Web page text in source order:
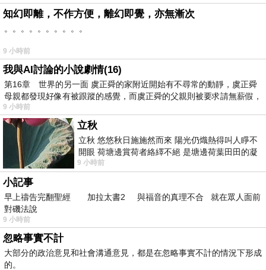
知幻即離，不作方便，離幻即覺，亦無漸次
。。。。。。。。。。
9 小時前
我與AI討論的小說劇情(16)
第16章 世界的另一面 虞正舜的家附近開始有不尋常的動靜，虞正舜
母親都發現好像有被跟蹤的感覺，而虞正舜的父親則被要求請無薪假，
9 小時前
立秋
立秋 悠悠秋日施施然而來 陽光仍熾熱得叫人睜不
開眼 荷塘邊賞荷者絡繹不絕 是塘邊荷葉田田的凝
望 風中飄逸的是映日荷花別樣紅
9 小時前
小記事
早上禱告完翻聖經 加拉太書2 與福音的真理不合 就在眾人面前
對磯法說
9 小時前
忽略事實不計
大部分的政治意見和社會溝通意見，都是在忽略事實不計的情況下形成
的。